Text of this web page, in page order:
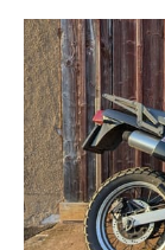
crossmaskiner
flesta